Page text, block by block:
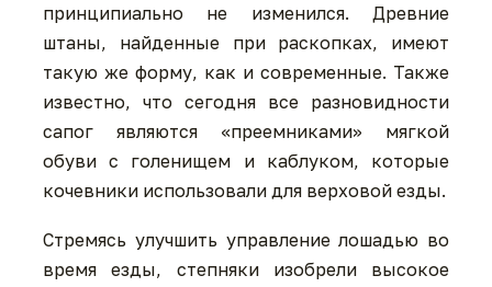
принципиально не изменился. Древние
штаны, найденные при раскопках, имеют
такую же форму, как и современные. Также
известно, что сегодня все разновидности
сапог являются «преемниками» мягкой
обуви с голенищем и каблуком, которые
кочевники использовали для верховой езды.
Стремясь улучшить управление лошадью во
время езды, степняки изобрели высокое